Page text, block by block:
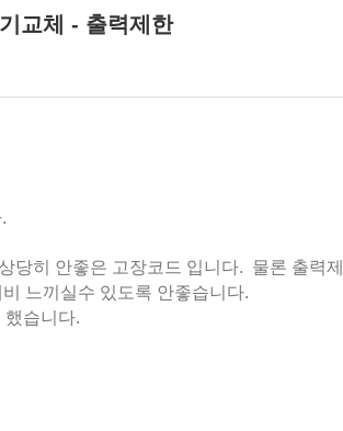
교체 - 출력제한
당히 안좋은 고장코드 입니다. 물론 출력
느끼실수 있도록 안좋습니다.
했습니다.